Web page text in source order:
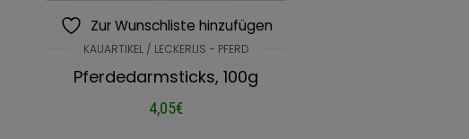
Zur Wunschliste hinzufügen
KAUARTIKEL / LECKERLIS - PFERD
Pferdedarmsticks, 100g
4,05€